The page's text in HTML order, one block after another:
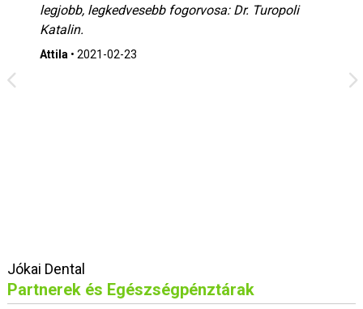
legjobb, legkedvesebb fogorvosa: Dr. Turopoli
Katalin.
Attila• 2021-02-23
Jókai Dental
Partnerek és Egészségpénztárak